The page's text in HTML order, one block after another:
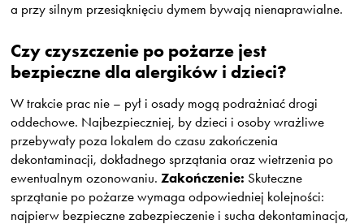
a przy silnym przesiąknięciu dymem bywają nienaprawialne.
Czy czyszczenie po pożarze jest
bezpieczne dla alergików i dzieci?
W trakcie prac nie – pył i osady mogą podrażniać drogi
oddechowe. Najbezpieczniej, by dzieci i osoby wrażliwe
przebywały poza lokalem do czasu zakończenia
dekontaminacji, dokładnego sprzątania oraz wietrzenia po
ewentualnym ozonowaniu. Zakończenie: Skuteczne
sprzątanie po pożarze wymaga odpowiedniej kolejności:
najpierw bezpieczne zabezpieczenie i sucha dekontaminacja,